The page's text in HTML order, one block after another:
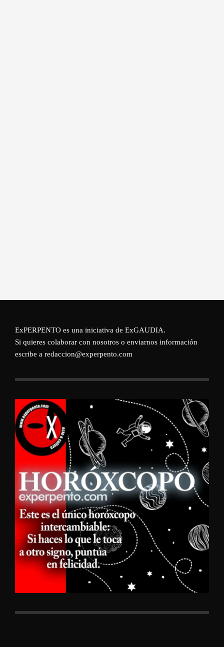
ExPERPENTO es una iniciativa de ExGAUDIA.
Si quieres colaborar con nosotros o enviarnos información
escribe a redaccion@experpento.com